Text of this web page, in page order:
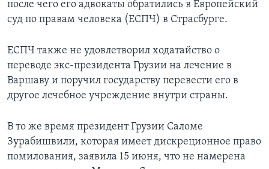
после чего его адвокаты обратились в Европейский
суд по правам человека (ЕСПЧ) в Страсбурге.
ЕСПЧ также не удовлетворил ходатайство о
переводе экс-президента Грузии на лечение в
Варшаву и поручил государству перевести его в
другое лечебное учреждение внутри страны.
В то же время президент Грузии Саломе
Зурабишвили, которая имеет дискреционное право
помилования, заявила 15 июня, что не намерена